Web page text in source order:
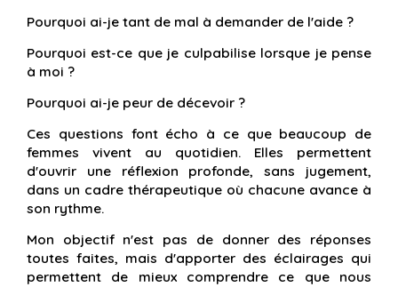
Pourquoi ai-je tant de mal à demander de l'aide ?
Pourquoi est-ce que je culpabilise lorsque je pense
à moi ?
Pourquoi ai-je peur de décevoir ?
Ces questions font écho à ce que beaucoup de
femmes vivent au quotidien. Elles permettent
d'ouvrir une réflexion profonde, sans jugement,
dans un cadre thérapeutique où chacune avance à
son rythme.
Mon objectif n'est pas de donner des réponses
toutes faites, mais d'apporter des éclairages qui
permettent de mieux comprendre ce que nous